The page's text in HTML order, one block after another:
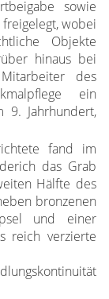
sowie
wobei
Objekte
hinaus bei
des
ein
9. Jahrhundert,
fand im
das Grab
Hälfte des
bronzenen
und einer
reich verzierte